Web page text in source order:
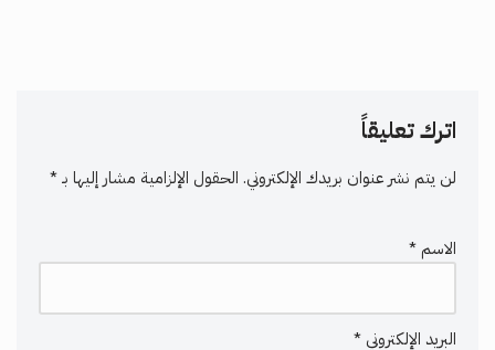
اترك تعليقاً
لن يتم نشر عنوان بريدك الإلكتروني. الحقول الإلزامية مشار إليها بـ*
الاسم*
البريد الإلكتروني *